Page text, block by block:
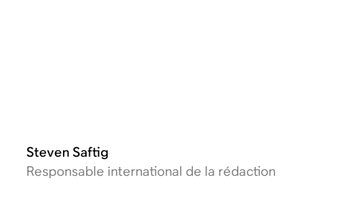
Steven Saftig
Responsable international de la rédaction